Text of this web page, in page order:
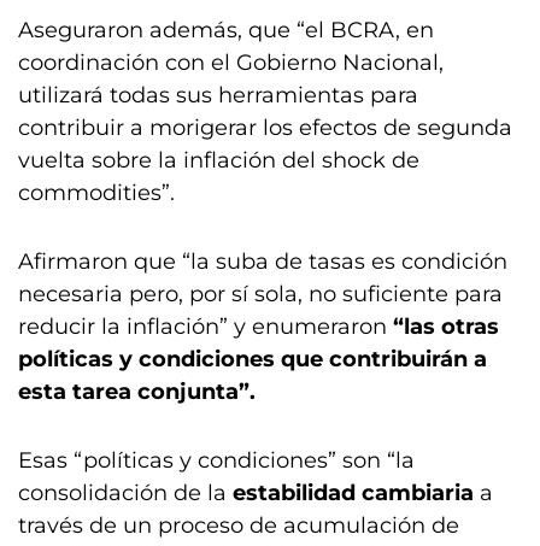
Aseguraron además, que “el BCRA, en
coordinación con el Gobierno Nacional,
utilizará todas sus herramientas para
contribuir a morigerar los efectos de segunda
vuelta sobre la inflación del shock de
commodities”.
Afirmaron que “la suba de tasas es condición
necesaria pero, por sí sola, no suficiente para
reducir la inflación” y enumeraron “las otras
políticas y condiciones que contribuirán a
esta tarea conjunta”.
Esas “políticas y condiciones” son “la
consolidación de la estabilidad cambiaria a
través de un proceso de acumulación de